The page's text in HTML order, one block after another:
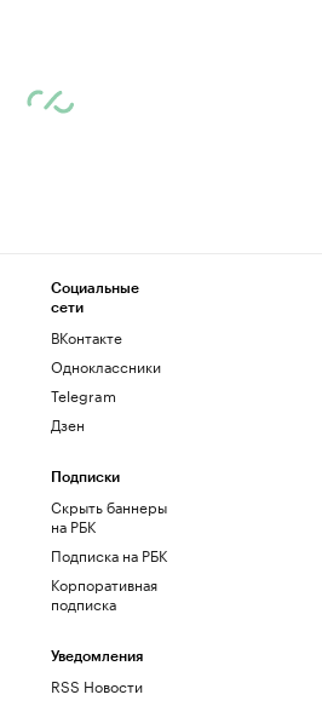
Социальные
сети
ВКонтакте
Одноклассники
Telegram
Дзен
Подписки
Скрыть баннеры
на РБК
Подписка на РБК
Корпоративная
подписка
Уведомления
RSS Новости